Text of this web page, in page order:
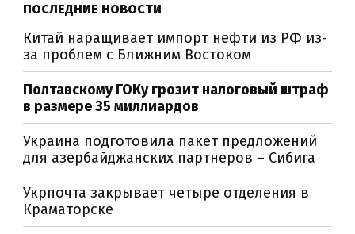
ПОСЛЕДНИЕ НОВОСТИ
Китай наращивает импорт нефти из РФ из-
за проблем с Ближним Востоком
Полтавскому ГОКу грозит налоговый штраф
в размере 35 миллиардов
Украина подготовила пакет предложений
для азербайджанских партнеров – Сибига
Укрпочта закрывает четыре отделения в
Краматорске